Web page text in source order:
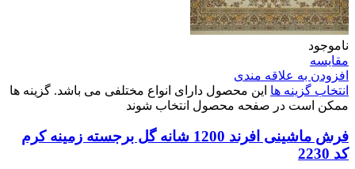
ناموجود
مقایسه
افزودن به علاقه مندی
انتخاب گزینه ها این محصول دارای انواع مختلفی می باشد. گزینه ها
ممکن است در صفحه محصول انتخاب شوند
فرش ماشینی افرند 1200 شانه گل برجسته زمینه کرم
کد 2230